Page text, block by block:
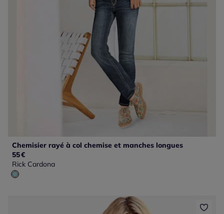
Chemisier rayé à col chemise et manches longues
55€
Rick Cardona